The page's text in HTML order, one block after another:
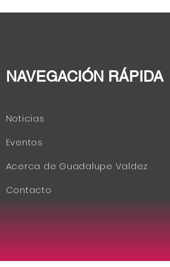
la corrupción
NAVEGACIÓN RÁPIDA
Noticias
Eventos
Acerca de Guadalupe Valdez
Contacto